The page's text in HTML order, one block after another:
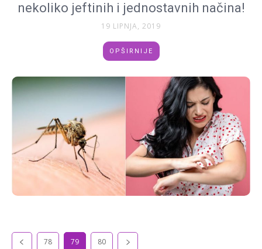
nekoliko jeftinih i jednostavnih načina!
19 LIPNJA, 2019
OPŠIRNIJE
78 79 80